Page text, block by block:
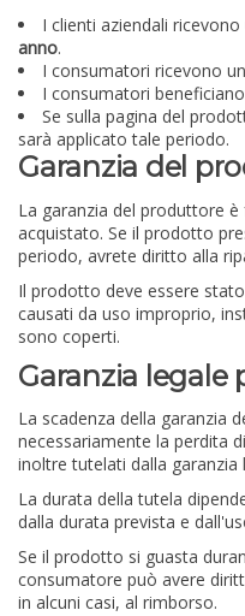
I clienti aziendali ricevono
anno.
I consumatori ricevono
I consumatori
Se sulla pagina del
sarà applicato tale periodo.
Garanzia del
La garanzia del produttore
acquistato. Se il prodotto
periodo, avrete diritto alla
Il prodotto deve essere
causati da uso improprio,
sono coperti.
Garanzia legale
La scadenza della garanzia
necessariamente la perdita
inoltre tutelati dalla garanzia
La durata della tutela
dalla durata prevista e
Se il prodotto si guasta
consumatore può avere
in alcuni casi, al rimborso.